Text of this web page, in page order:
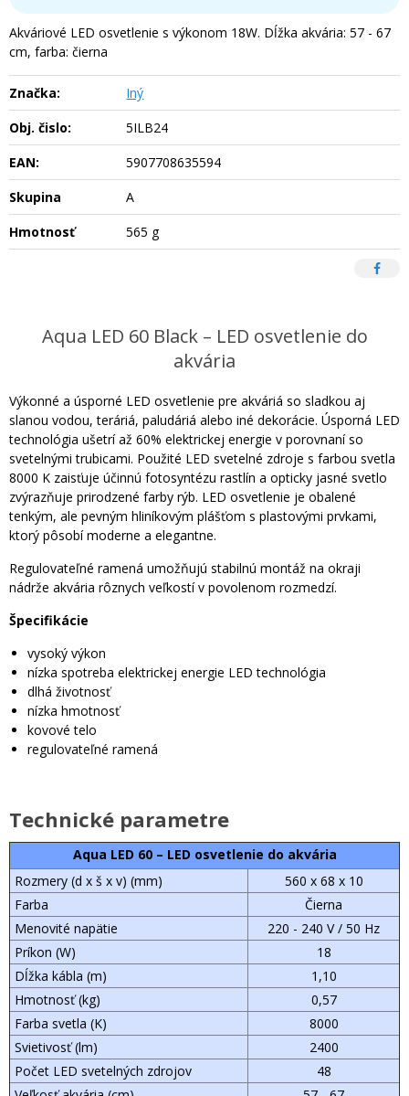
Akváriové LED osvetlenie s výkonom 18W. Dĺžka akvária: 57 - 67
cm, farba: čierna
Značka:
Iný
Obj. čislo:
5ILB24
EAN:
5907708635594
Skupina
A
Hmotnosť
565 g
Aqua LED 60 Black – LED osvetlenie do
akvária
Výkonné a úsporné LED osvetlenie pre akváriá so sladkou aj
slanou vodou, teráriá, paludáriá alebo iné dekorácie. Úsporná LED
technológia ušetrí až 60% elektrickej energie v porovnaní so
svetelnými trubicami. Použité LED svetelné zdroje s farbou svetla
8000 K zaisťuje účinnú fotosyntézu rastlín a opticky jasné svetlo
zvýrazňuje prirodzené farby rýb. LED osvetlenie je obalené
tenkým, ale pevným hliníkovým plášťom s plastovými prvkami,
ktorý pôsobí moderne a elegantne.
Regulovateľné ramená umožňujú stabilnú montáž na okraji
nádrže akvária rôznych veľkostí v povolenom rozmedzí.
Špecifikácie
vysoký výkon
nízka spotreba elektrickej energie LED technológia
dlhá životnosť
nízka hmotnosť
kovové telo
regulovateľné ramená
Technické parametre
Aqua LED 60 – LED osvetlenie do akvária
Rozmery (d x š x v) (mm)
560 x 68 x 10
Farba
Čierna
Menovité napätie
220 - 240 V / 50 Hz
Príkon (W)
18
Dĺžka kábla (m)
1,10
Hmotnosť (kg)
0,57
Farba svetla (K)
8000
Svietivosť (lm)
2400
Počet LED svetelných zdrojov
48